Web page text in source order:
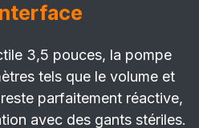
3,5 pouces, la pompe
tels que le volume et
parfaitement réactive,
avec des gants stériles.